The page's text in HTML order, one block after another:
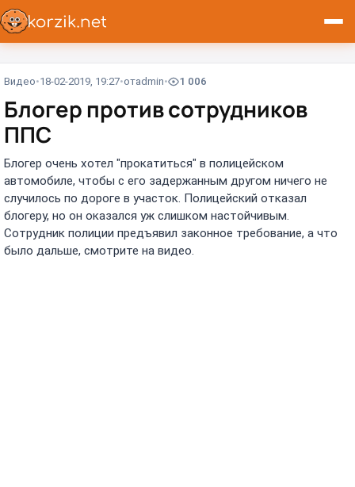
Видео 18-02-2019, 19:27 отadmin 1 006
Блогер против сотрудников
ППС
Блогер очень хотел "прокатиться" в полицейском
автомобиле, чтобы с его задержанным другом ничего не
случилось по дороге в участок. Полицейский отказал
блогеру, но он оказался уж слишком настойчивым.
Сотрудник полиции предъявил законное требование, а что
было дальше, смотрите на видео.